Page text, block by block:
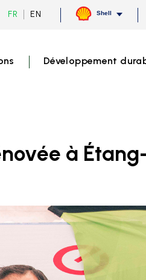
FR Current
language
EN Shell
Développement
à